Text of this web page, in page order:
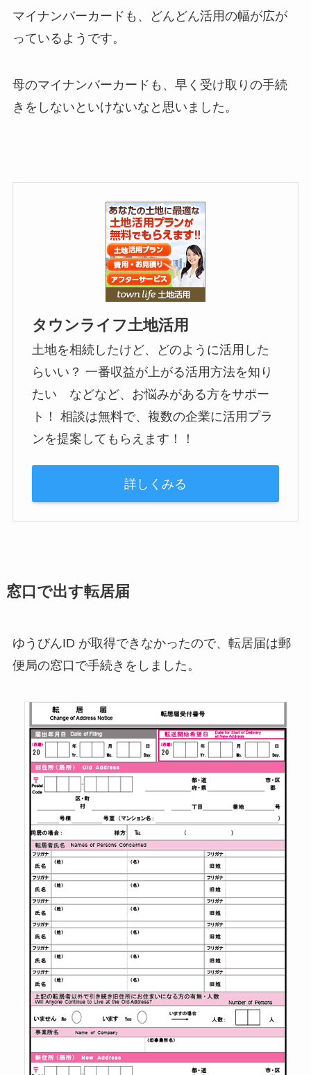
マイナンバーカードも、どんどん活用の幅が広が
っているようです。
母のマイナンバーカードも、早く受け取りの手続
きをしないといけないなと思いました。
タウンライフ土地活用
土地を相続したけど、どのように活用した
らいい？ 一番収益が上がる活用方法を知り
たい などなど、お悩みがある方をサポー
ト！ 相談は無料で、複数の企業に活用プラ
ンを提案してもらえます！！
詳しくみる
窓口で出す転居届
ゆうびんID が取得できなかったので、転居届は郵
便局の窓口で手続きをしました。